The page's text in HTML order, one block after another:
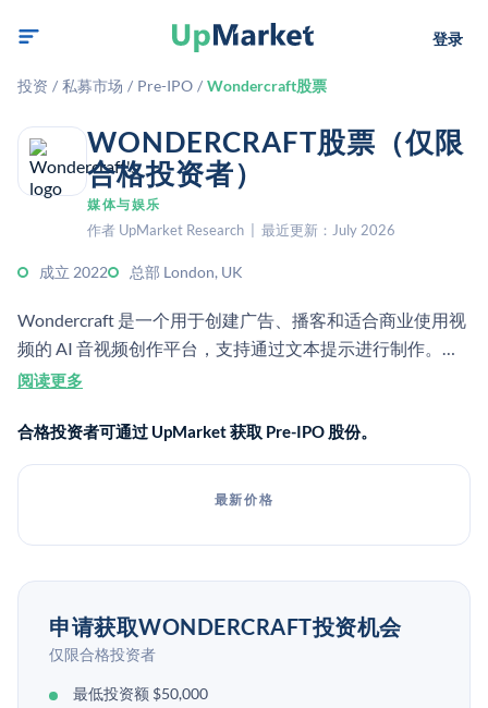
登录
投资 / 私募市场 / Pre-IPO / Wondercraft股票
WONDERCRAFT股票（仅限
合格投资者）
媒体与娱乐
作者 UpMarket Research | 最近更新：July 2026
成立 2022 总部 London, UK
Wondercraft 是一个用于创建广告、播客和适合商业使用视
频的 AI 音视频创作平台，支持通过文本提示进行制作。它
服务于希望在无需摄影棚或复杂剪辑的情况下获得专业输出
阅读更多
合格投资者可通过 UpMarket 获取 Pre-IPO 股份。
最新价格
申请获取WONDERCRAFT投资机会
仅限合格投资者
最低投资额 $50,000